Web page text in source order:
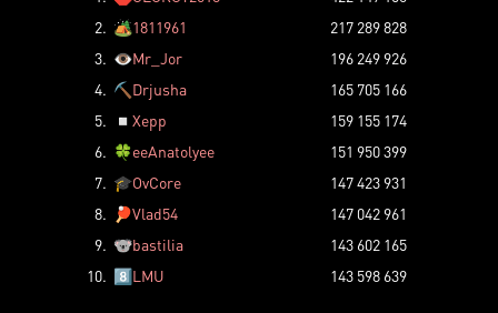
2. 🏕️1811961
217 289 828
3. 👁️Mr_Jor
196 249 926
4. ⛏️ Drjusha
165 705 166
5.
◽ Xepp
159 155 174
6. 🍀eeAnatolyee
151 950 399
7. 🎓OvCore
147 423 931
8.
🏓Vlad54
147 042 961
9. 🐨bastilia
143 602 165
10. 8️⃣LMU 143 598 639